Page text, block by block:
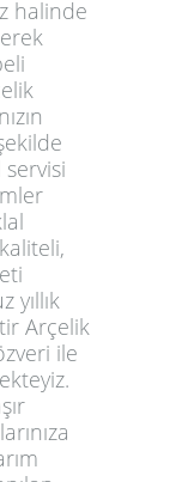
halinde
yıllık
Arçelik
ile